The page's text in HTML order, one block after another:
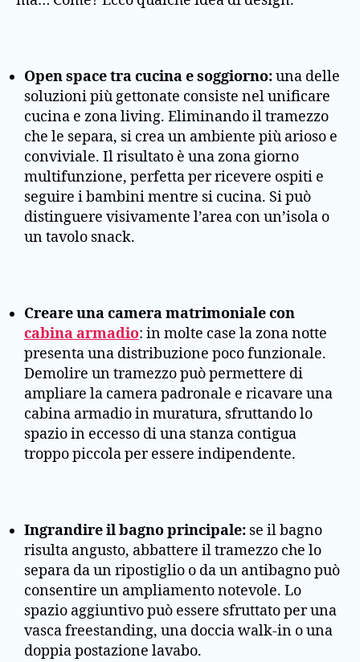
Open space tra cucina e soggiorno:una delle
soluzioni più gettonate consiste nel unificare
cucina e zona living. Eliminando il tramezzo
che le separa, si crea un ambiente più arioso e
conviviale. Il risultato è una zona giorno
multifunzione, perfetta per ricevere ospiti e
seguire i bambini mentre si cucina. Si può
distinguere visivamente l’area con un’isola o
un tavolo snack.
Creare una camera matrimoniale con
cabina armadio: in molte case la zona notte
presenta una distribuzione poco funzionale.
Demolire un tramezzo può permettere di
ampliare la camera padronale e ricavare una
cabina armadio in muratura, sfruttando lo
spazio in eccesso di una stanza contigua
troppo piccola per essere indipendente.
Ingrandire il bagno principale: se il bagno
risulta angusto, abbattere il tramezzo che lo
separa da un ripostiglio o da un antibagno può
consentire un ampliamento notevole. Lo
spazio aggiuntivo può essere sfruttato per una
vasca freestanding, una doccia walk-in o una
doppia postazione lavabo.